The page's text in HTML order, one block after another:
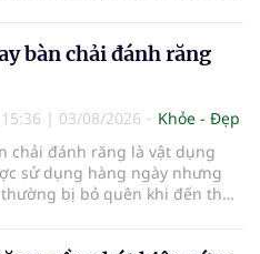
bàn chải đánh răng
15:36 | 03/08/2026
Khỏe - Đẹp
chải đánh răng là vật dụng
sử dụng hàng ngày nhưng
bị bỏ quên khi đến thời